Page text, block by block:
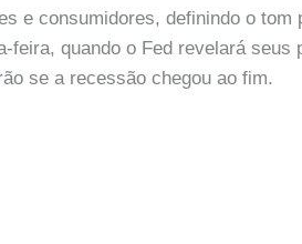
e consumidores, definindo o tom
feira, quando o Fed revelará seus
se a recessão chegou ao fim.